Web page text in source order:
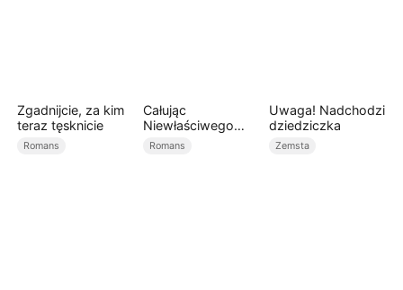
Zgadnijcie, za kim
teraz tęsknicie
Romans
Całując
Niewłaściwego
Brata(Dubbing)
Romans
Uwaga! Nadchodzi
dziedziczka
Zemsta